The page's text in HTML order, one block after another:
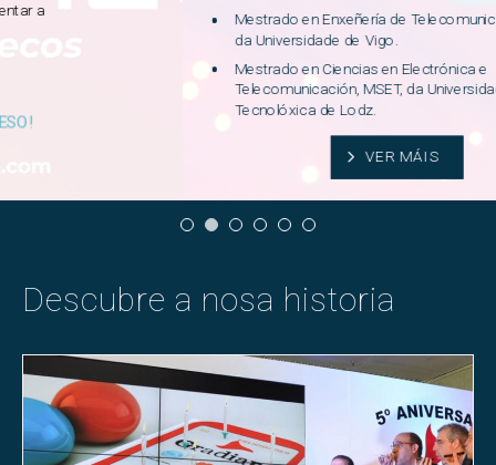
Mestrado en Enxeñería de Telecomunicación, MET,
estrado en Ciencias en Electrónica e
, da Universidade
Descubre a nosa historia